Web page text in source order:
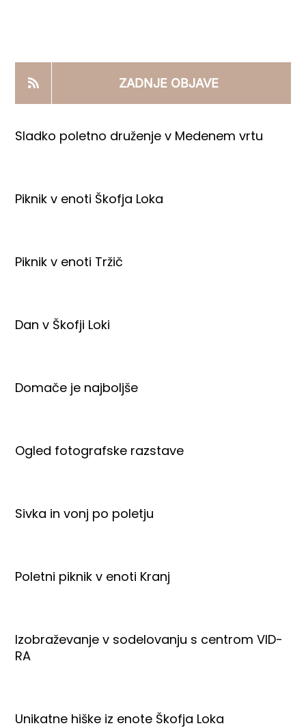
PRODAJNI IZDELKI
AKTUALNO
ZADNJE OBJAVE
Sladko poletno druženje v Medenem vrtu
Piknik v enoti Škofja Loka
Piknik v enoti Tržič
Dan v Škofji Loki
Domače je najboljše
Ogled fotografske razstave
Sivka in vonj po poletju
Poletni piknik v enoti Kranj
Izobraževanje v sodelovanju s centrom VID-
RA
Unikatne hiške iz enote Škofja Loka